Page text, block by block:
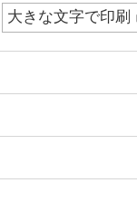
大きな文字で印刷